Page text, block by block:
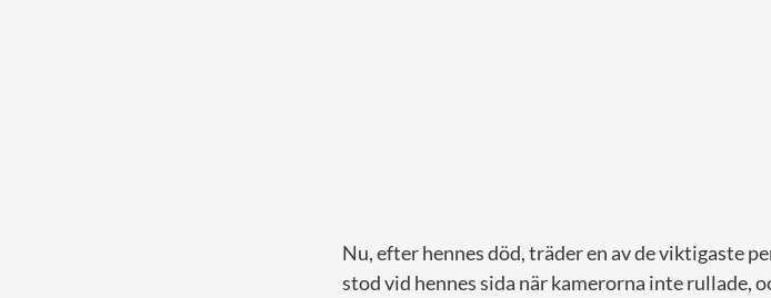
Nu, efter hennes död, träder en av de viktigaste
stod vid hennes sida när kamerorna inte rullade,